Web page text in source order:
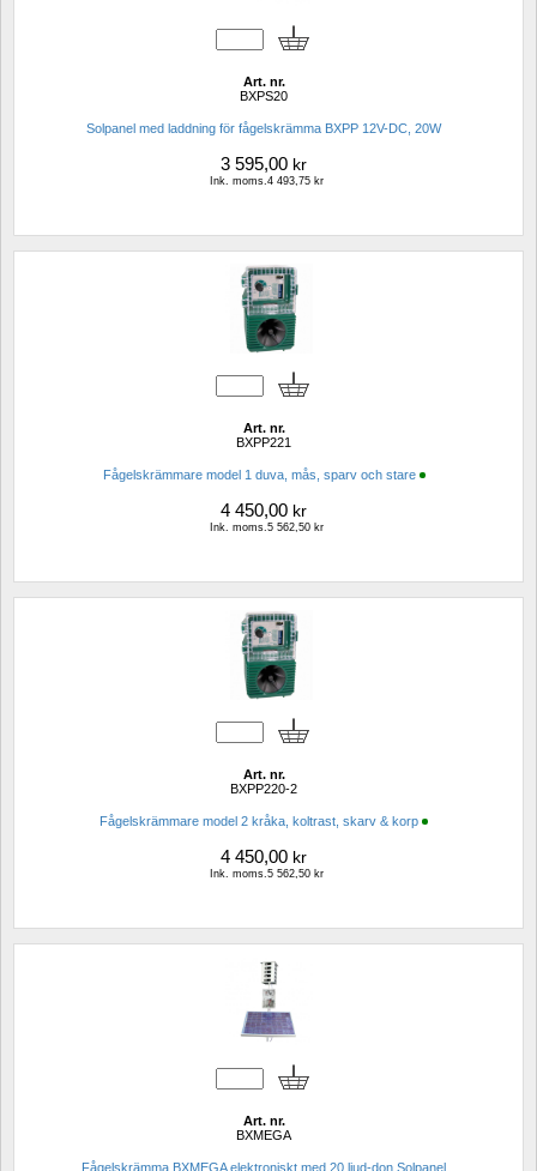
Art. nr.
BXPS20
Solpanel med laddning för fågelskrämma BXPP 12V-DC, 20W
3 595,00 kr
Ink. moms.4 493,75 kr
Art. nr.
BXPP221
Fågelskrämmare model 1 duva, mås, sparv och stare
4 450,00 kr
Ink. moms.5 562,50 kr
Art. nr.
BXPP220-2
Fågelskrämmare model 2 kråka, koltrast, skarv & korp
4 450,00 kr
Ink. moms.5 562,50 kr
Art. nr.
BXMEGA
Fågelskrämma BXMEGA elektroniskt med 20 ljud-don Solpanel